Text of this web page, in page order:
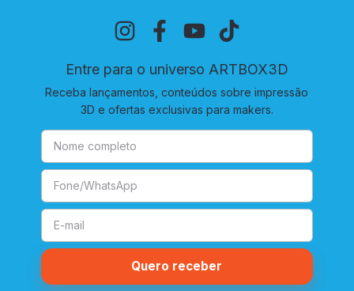
Entre para o universo ARTBOX3D
Receba lançamentos, conteúdos sobre impressão
3D e ofertas exclusivas para makers.